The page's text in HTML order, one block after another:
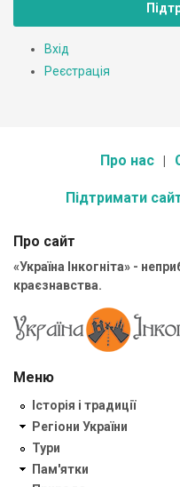
Вхід
Реєстрація
Про нас
Підтримати
Про сайт
«Україна Інкогніта» -
краєзнавства.
Меню
Історія і традиції
Регіони України
Тури
Пам'ятки